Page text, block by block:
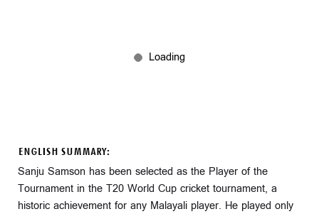
ENGLISH SUMMARY:
Sanju Samson has been selected as the Player of the
Tournament in the T20 World Cup cricket tournament, a
historic achievement for any Malayali player. He played only